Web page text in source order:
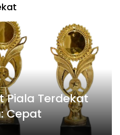
Piala Terdekat
Cepat